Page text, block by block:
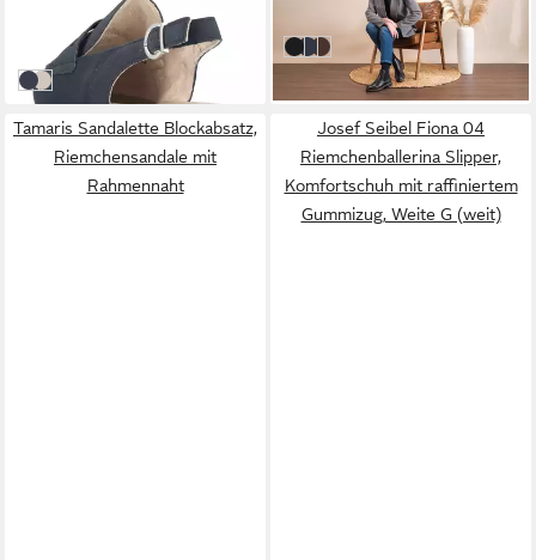
mit verstellbarem Riemchen
ab 39,34 € UVP 59,95 €
-34%
nachtblau
creme
Boots mit
wasserabweisender TEX-
Membran
ab 89,96 €
schwarz
dunkelblau
nuss
Tamaris Sandalette Blockabsatz,
Riemchensandale mit
Rahmennaht
Josef Seibel Fiona 04
Riemchenballerina Slipper,
Komfortschuh mit raffiniertem
Gummizug, Weite G (weit)